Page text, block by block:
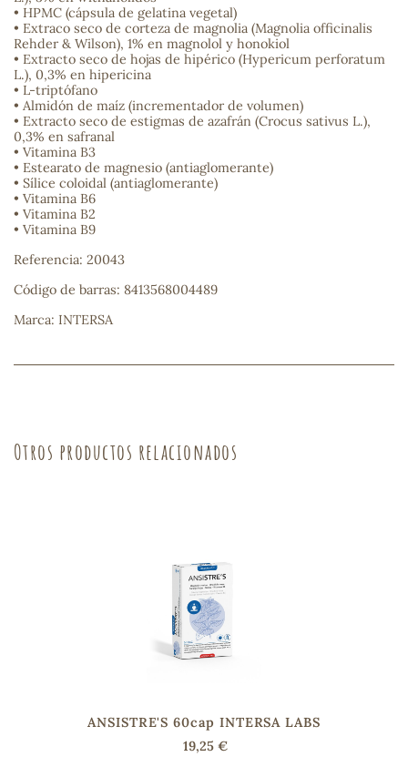
• HPMC (cápsula de gelatina vegetal)
• Extraco seco de corteza de magnolia (Magnolia officinalis
Rehder & Wilson), 1% en magnolol y honokiol
• Extracto seco de hojas de hipérico (Hypericum perforatum
L.), 0,3% en hipericina
• L-triptófano
• Almidón de maíz (incrementador de volumen)
• Extracto seco de estigmas de azafrán (Crocus sativus L.),
0,3% en safranal
• Vitamina B3
• Estearato de magnesio (antiaglomerante)
• Sílice coloidal (antiaglomerante)
• Vitamina B6
• Vitamina B2
• Vitamina B9
Referencia: 20043
Código de barras: 8413568004489
Marca: INTERSA
Otros productos relacionados
ANSISTRE'S 60cap INTERSA LABS
19,25 €